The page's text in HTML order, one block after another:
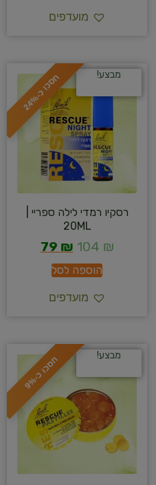
מועדפים
ח
ס
כ
ו
כ
-
2
4
% מבצע!
רסקיו רמדי לילה ספריי |
20ML
104 ₪
79 ₪
הוספה לסל
מועדפים
ח
ס
כ
ו
כ
-
9
% מבצע!